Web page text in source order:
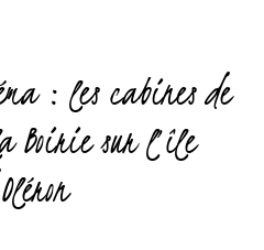
: les cabines de
Boirie sur l’île